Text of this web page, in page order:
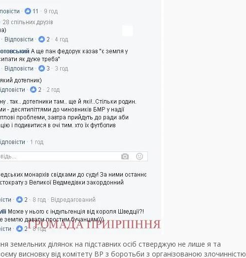
земельних ділянок на підставних осіб стверджую не лише я та
висновку від комітету ВР з боротьби з організованою злочинністю